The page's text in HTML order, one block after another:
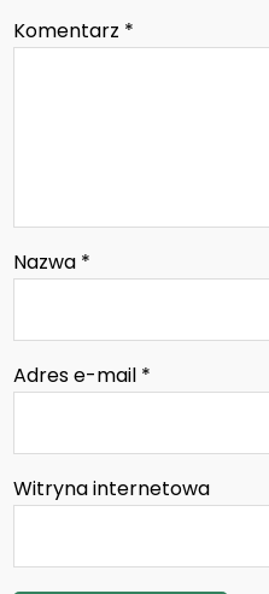
Komentarz *
Nazwa *
Adres e-mail *
Witryna internetowa